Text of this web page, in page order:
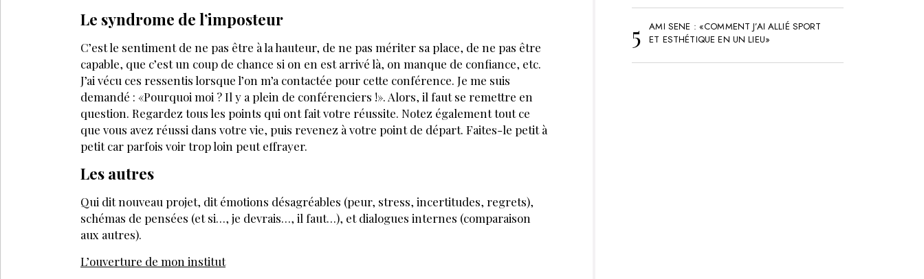
Le syndrome de l’imposteur
C’est le sentiment de ne pas être à la hauteur, de ne pas mériter sa place, de ne pas être
capable, que c’est un coup de chance si on en est arrivé là, on manque de confiance, etc.
J’ai vécu ces ressentis lorsque l’on m’a contactée pour cette conférence. Je me suis
demandé : «Pourquoi moi ? Il y a plein de conférenciers !». Alors, il faut se remettre en
question. Regardez tous les points qui ont fait votre réussite. Notez également tout ce
que vous avez réussi dans votre vie, puis revenez à votre point de départ. Faites-le petit à
petit car parfois voir trop loin peut effrayer.
Les autres
Qui dit nouveau projet, dit émotions désagréables (peur, stress, incertitudes, regrets),
schémas de pensées (et si…, je devrais…, il faut…), et dialogues internes (comparaison
aux autres).
L’ouverture de mon institut
AMI SENE : «COMMENT J’AI ALLIÉ SPORT
ET ESTHÉTIQUE EN UN LIEU»